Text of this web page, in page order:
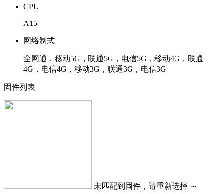
CPU
A15
网络制式
全网通，移动5G，联通5G，电信5G，移动4G，联通
4G，电信4G，移动3G，联通3G，电信3G
固件列表
未匹配到固件，请重新选择 ～